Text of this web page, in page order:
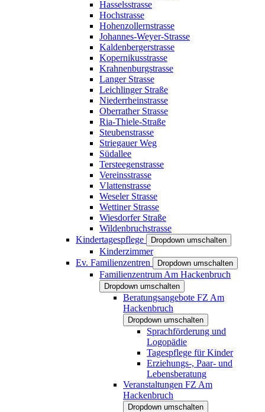
Hasselsstrasse
Hochstrasse
Hohenzollernstrasse
Johannes-Weyer-Strasse
Kaldenbergerstrasse
Kopernikusstrasse
Krahnenburgstrasse
Langer Strasse
Leichlinger Straße
Niederrheinstrasse
Oberrather Strasse
Ria-Thiele-Straße
Steubenstrasse
Striegauer Weg
Südallee
Tersteegenstrasse
Vereinsstrasse
Vlattenstrasse
Weseler Strasse
Wettiner Strasse
Wiesdorfer Straße
Wildenbruchstrasse
Kindertagespflege
Dropdown umschalten
Kinderzimmer
Ev. Familienzentren
Dropdown umschalten
Familienzentrum Am Hackenbruch
Dropdown umschalten
Beratungsangebote FZ Am
Hackenbruch
Dropdown umschalten
Sprachförderung und
Logopädie
Tagespflege für Kinder
Erziehungs-, Paar- und
Lebensberatung
Veranstaltungen FZ Am
Hackenbruch
Dropdown umschalten